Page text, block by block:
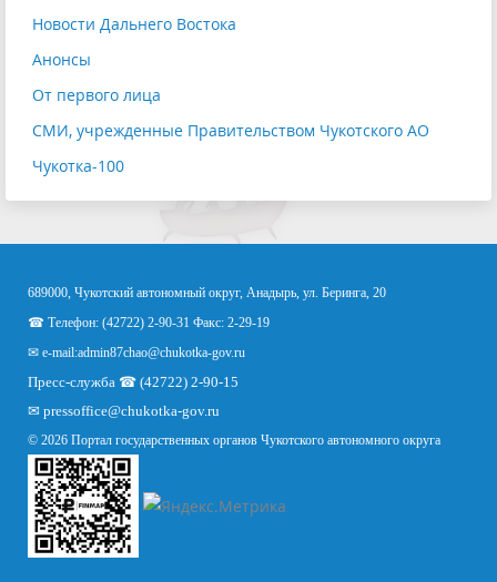
Новости Дальнего Востока
Анонсы
От первого лица
СМИ, учрежденные Правительством Чукотского АО
Чукотка-100
689000, Чукотский автономный округ, Анадырь, ул. Беринга, 20
☎ Телефон: (42722) 2-90-31 Факс: 2-29-19
✉ e-mail:admin87chao@chukotka-gov.ru
Пресс-служба ☎ (42722) 2-90-15
✉ pressoffice@chukotka-gov.ru
© 2026 Портал государственных органов Чукотского автономного округа